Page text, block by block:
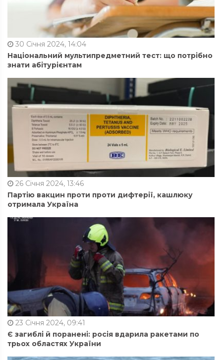
30 Січня 2024, 14:04
Національний мультипредметний тест: що потрібно
знати абітурієнтам
26 Січня 2024, 13:46
Партію вакцин проти проти дифтерії, кашлюку
отримала Україна
23 Січня 2024, 09:41
Є загиблі й поранені: росія вдарила ракетами по
трьох областях України